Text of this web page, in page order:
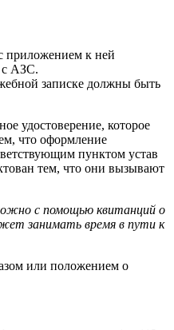
приложением к ней
с АЗС.
записке должны быть
удостоверение, которое
что оформление
пунктом устав
тем, что они вызывают
с помощью квитанций о
занимать время в пути к
или положением о